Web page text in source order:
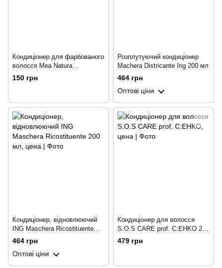
Кондиціонер для фарбованого
волосся Mea Natura
Pomegranate
150 грн
Розплутуючий кондиціонер
Machera Districante Ing 200 мл
464 грн
Оптові ціни
Кондиціонер, відновлюючий
ING Maschera Ricostituente
200 мл
464 грн
Оптові ціни
Кондиціонер для волосся
S.O.S CARE prof. C:EHKO 200
мл
479 грн